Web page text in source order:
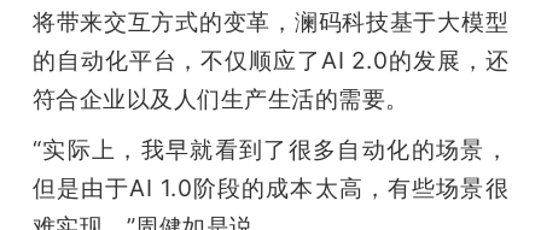
将带来交互方式的变革，澜码科技基于大模型
的自动化平台，不仅顺应了AI 2.0的发展，还
符合企业以及人们生产生活的需要。
“实际上，我早就看到了很多自动化的场景，
但是由于AI 1.0阶段的成本太高，有些场景很